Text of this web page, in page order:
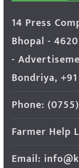
14 Press
Bhopal -
-
Bondriya,
Phone:
Farmer Help
Email: